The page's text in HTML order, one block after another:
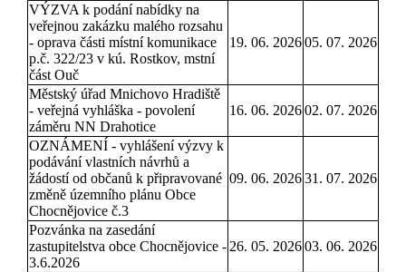
VÝZVA k podání nabídky na
veřejnou zakázku malého rozsahu
- oprava části místní komunikace
p.č. 322/23 v kú. Rostkov, mstní
část Ouč
19. 06. 202605. 07. 2026
Městský úřad Mnichovo Hradiště
- veřejná vyhláška - povolení
záměru NN Drahotice
16. 06. 202602. 07. 2026
OZNÁMENÍ - vyhlášení výzvy k
podávání vlastních návrhů a
žádostí od občanů k připravované
změně územního plánu Obce
Chocnějovice č.3
09. 06. 202631. 07. 2026
Pozvánka na zasedání
zastupitelstva obce Chocnějovice -
3.6.2026
26. 05. 202603. 06. 2026